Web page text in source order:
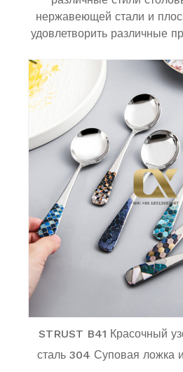
нержавеющей стали и
удовлетворить различные
STRUST B41 Красочный
сталь 304 Суповая ложка